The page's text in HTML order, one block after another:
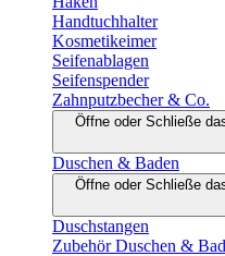
Handtuchhalter
Kosmetikeimer
Seifenablagen
Seifenspender
Zahnputzbecher & Co.
Öffne oder Schließe
Duschen & Baden
Öffne oder Schließe
Duschstangen
Zubehör Duschen &